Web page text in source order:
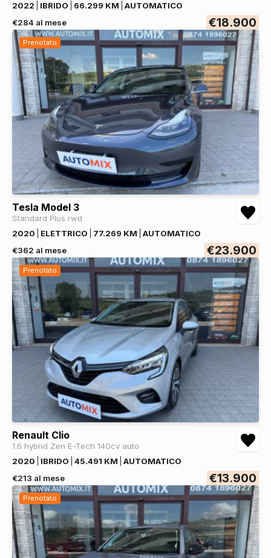
2022
IBRIDO 66.299 KM
AUTOMATICO
€284 al mese
€18.900
Prenotato
Tesla Model 3
Standard Plus rwd
2020
ELETTRICO 77.269 KM
AUTOMATICO
€362 al mese
€23.900
Prenotato
Renault Clio
1.6 hybrid Zen E-Tech 140cv auto
2020
IBRIDO 45.491 KM
AUTOMATICO
€213 al mese
€13.900
Prenotato